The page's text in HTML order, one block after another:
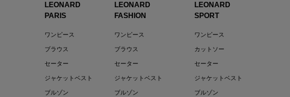
LEONARD
PARIS
ワンピース
ブラウス
セーター
ジャケットベスト
ブルゾン
LEONARD
FASHION
ワンピース
ブラウス
セーター
ジャケットベスト
ブルゾン
LEONARD
SPORT
ワンピース
カットソー
セーター
ジャケットベスト
ブルゾン